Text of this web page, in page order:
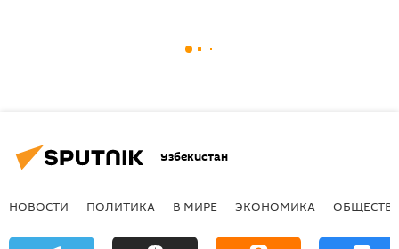
Узбекистан
НОВОСТИ ПОЛИТИКА В МИРЕ ЭКОНОМИКА